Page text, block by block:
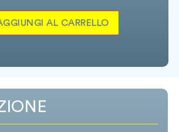
AL CARRELLO